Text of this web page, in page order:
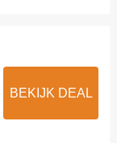
BEKIJK DEAL